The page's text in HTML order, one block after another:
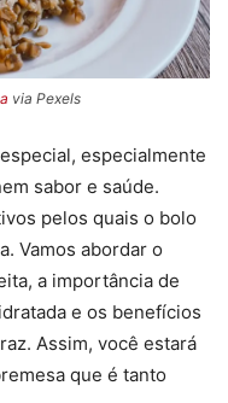
via Pexels
especialmente
sabor e saúde.
pelos quais o bolo
Vamos abordar o
a importância de
e os benefícios
Assim, você estará
que é tanto